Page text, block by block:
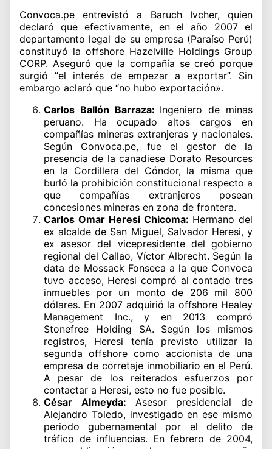
Convoca.pe entrevistó a Baruch Ivcher, quien
declaró que efectivamente, en el año 2007 el
departamento legal de su empresa (Paraíso Perú)
constituyó la offshore Hazelville Holdings Group
CORP. Aseguró que la compañía se creó porque
surgió “el interés de empezar a exportar”. Sin
embargo aclaró que “no hubo exportación».
Carlos Ballón Barraza: Ingeniero de minas
peruano. Ha ocupado altos cargos en
compañías mineras extranjeras y nacionales.
Según Convoca.pe, fue el gestor de la
presencia de la canadiese Dorato Resources
en la Cordillera del Cóndor, la misma que
burló la prohibición constitucional respecto a
que compañías extranjeros posean
concesiones mineras en zona de frontera.
Carlos Omar Heresi Chicoma: Hermano del
ex alcalde de San Miguel, Salvador Heresi, y
ex asesor del vicepresidente del gobierno
regional del Callao, Víctor Albrecht. Según la
data de Mossack Fonseca a la que Convoca
tuvo acceso, Heresi compró al contado tres
inmuebles por un monto de 206 mil 800
dólares. En 2007 adquirió la offshore Healey
Management Inc., y en 2013 compró
Stonefree Holding SA. Según los mismos
registros, Heresi tenía previsto utilizar la
segunda offshore como accionista de una
empresa de corretaje inmobiliario en el Perú.
A pesar de los reiterados esfuerzos por
contactar a Heresi, esto no fue posible.
César Almeyda: Asesor presidencial de
Alejandro Toledo, investigado en ese mismo
periodo gubernamental por el delito de
tráfico de influencias. En febrero de 2004,